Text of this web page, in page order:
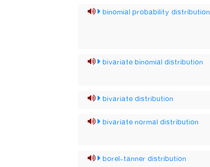
binomial probability distribution
bivariate binomial distribution
bivariate distribution
bivariate normal distribution
borel-tanner distribution